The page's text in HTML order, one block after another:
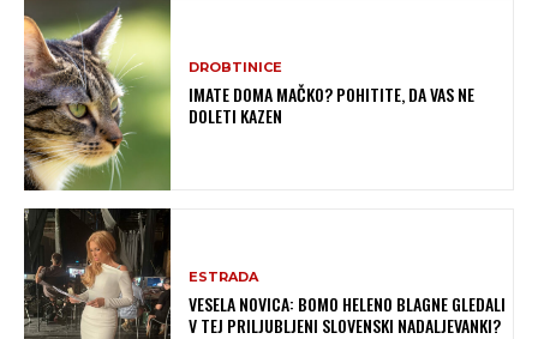
DROBTINICE
IMATE DOMA MAČKO? POHITITE, DA VAS NE
DOLETI KAZEN
ESTRADA
VESELA NOVICA: BOMO HELENO BLAGNE GLEDALI
V TEJ PRILJUBLJENI SLOVENSKI NADALJEVANKI?